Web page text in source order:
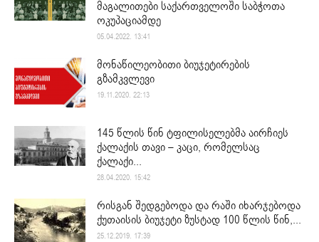
მაგალითები საქართველოში საბჭოთა
ოკუპაციამდე
05.04.2022. 13:41
მონაწილეობითი ბიუჯეტირების
გზამკვლევი
19.11.2020. 22:13
145 წლის წინ ტფილისელებმა აირჩიეს
ქალაქის თავი – კაცი, რომელსაც
ქალაქი...
28.04.2020. 15:42
რისგან შედგებოდა და რაში იხარჯებოდა
ქუთაისის ბიუჯეტი ზუსტად 100 წლის წინ,...
25.12.2019. 17:39